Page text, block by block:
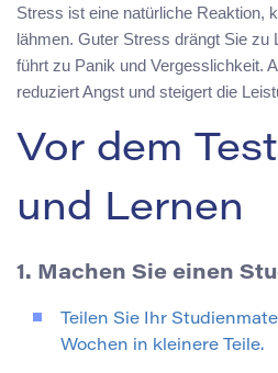
Stress ist eine natürliche Reaktion,
lähmen. Guter Stress drängt Sie zu
führt zu Panik und Vergesslichkeit.
reduziert Angst und steigert die
Vor dem
und Lernen
1. Machen Sie einen
Teilen Sie Ihr
Wochen in kleinere Teile.